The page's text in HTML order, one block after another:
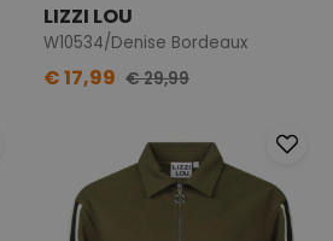
LIZZI LOU
W10534/Denise Bordeaux
€ 17,99 € 29,99